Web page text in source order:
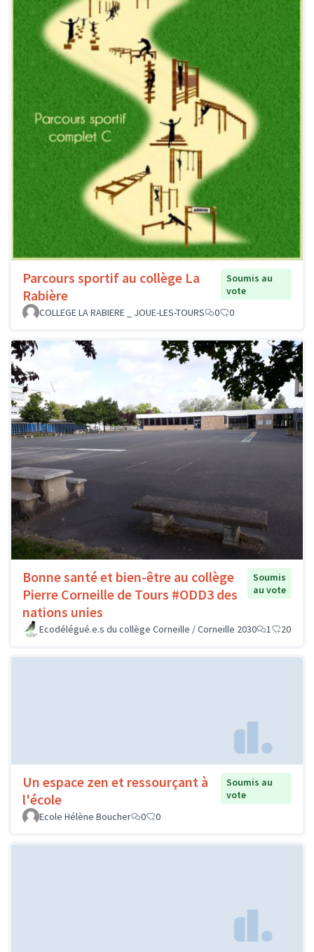
Parcours sportif au collège La
Rabière
Soumis au
vote
COLLEGE LA RABIERE _ JOUE-LES-TOURS
0 0
Bonne santé et bien-être au collège
Pierre Corneille de Tours #ODD3 des
nations unies
Soumis
au vote
Ecodélégué.e.s du collège Corneille / Corneille 2030 1 20
Un espace zen et ressourçant à
l'école
Soumis au
vote
Ecole Hélène Boucher
0 0